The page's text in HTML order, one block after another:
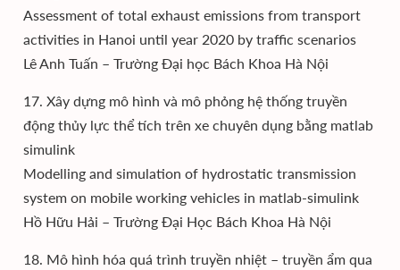
Assessment of total exhaust emissions from transport
activities in Hanoi until year 2020 by traffic scenarios
Lê Anh Tuấn – Trường Đại học Bách Khoa Hà Nội
17. Xây dựng mô hình và mô phỏng hệ thống truyền
động thủy lực thể tích trên xe chuyên dụng bằng matlab
simulink
Modelling and simulation of hydrostatic transmission
system on mobile working vehicles in matlab-simulink
Hồ Hữu Hải – Trường Đại Học Bách Khoa Hà Nội
18. Mô hình hóa quá trình truyền nhiệt – truyền ẩm qua